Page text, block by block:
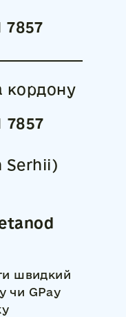
швидкий
чи GPay
кордону
Serhii)
7857
7857